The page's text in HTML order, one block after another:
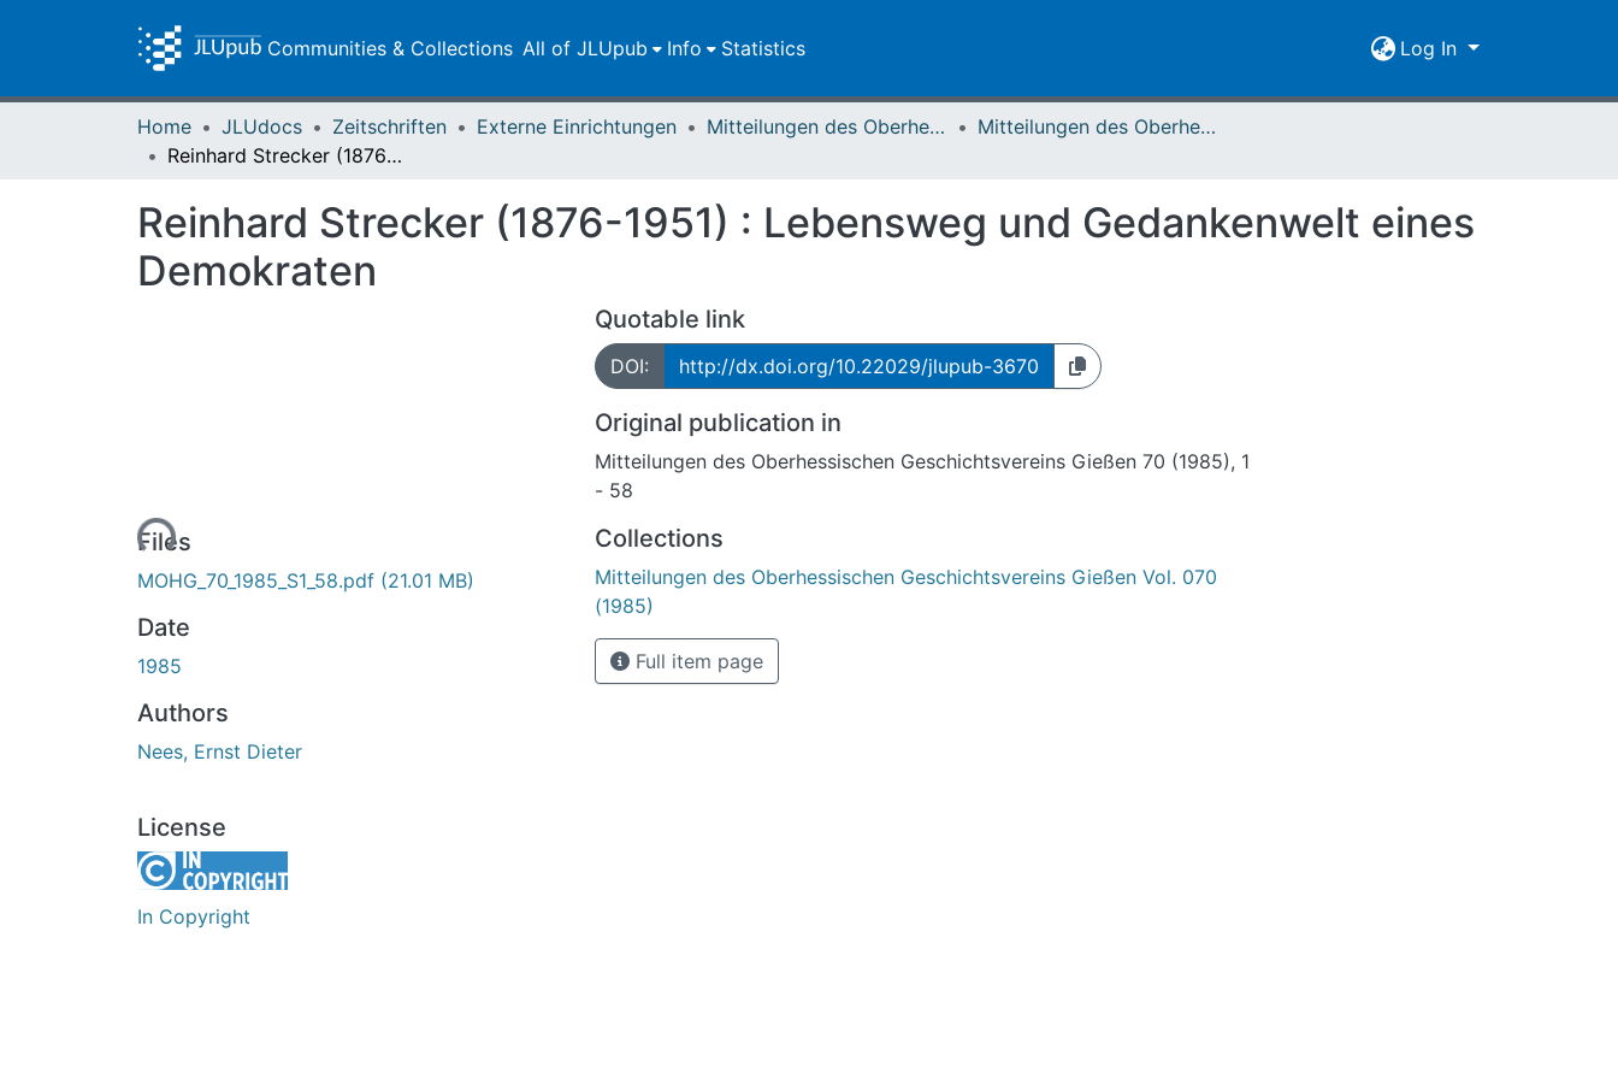
Communities & Collections All of JLUpub Info Statistics Log In
Home JLUdocs Zeitschriften Externe Einrichtungen Mitteilungen des Oberhessischen Geschichtsvereins Gießen
Mitteilungen des Oberhessischen Geschichtsvereins Gießen Vol. 070 (1985)
Reinhard Strecker (1876-1951) : Lebensweg und Gedankenwelt eines Demokraten
Reinhard Strecker (1876-1951) : Lebensweg und Gedankenwelt eines
Demokraten
Loading...
Files
MOHG_70_1985_S1_58.pdf (21.01 MB)
Date
1985
Authors
Nees, Ernst Dieter
License
In Copyright
Quotable link
DOI: http://dx.doi.org/10.22029/jlupub-3670
Original publication in
Mitteilungen des Oberhessischen Geschichtsvereins Gießen 70 (1985), 1
- 58
Collections
Mitteilungen des Oberhessischen Geschichtsvereins Gießen Vol. 070
(1985)
Full item page